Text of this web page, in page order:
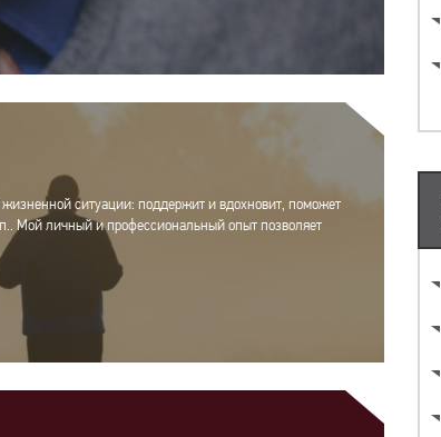
ситуации: поддержит и вдохновит, поможет
Мой личный и профессиональный опыт позволяет